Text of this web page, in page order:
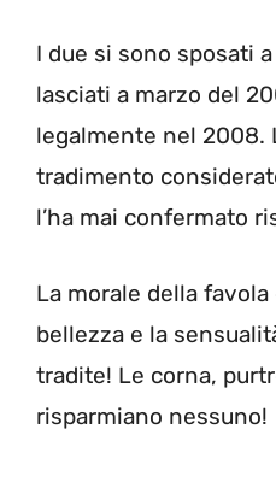
I due si sono sposati
lasciati a marzo del
legalmente nel 2008.
tradimento
l’ha mai confermato
La morale della
bellezza e la
tradite! Le corna,
risparmiano nessuno!